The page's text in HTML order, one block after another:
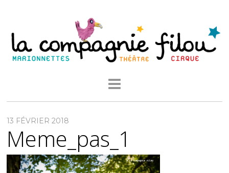
13 FÉVRIER 2018
Meme_pas_1